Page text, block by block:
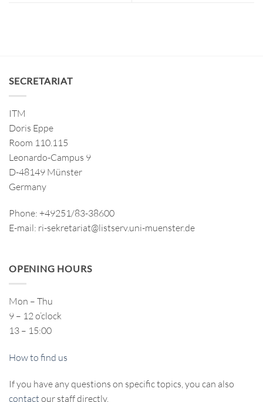
SECRETARIAT
ITM
Doris Eppe
Room 110.115
Leonardo-Campus 9
D-48149 Münster
Germany
Phone: +49251/83-38600
E-mail: ri-sekretariat@listserv.uni-muenster.de
OPENING HOURS
Mon – Thu
9 – 12 o’clock
13 – 15:00
How to find us
If you have any questions on specific topics, you can also
contact our staff directly.